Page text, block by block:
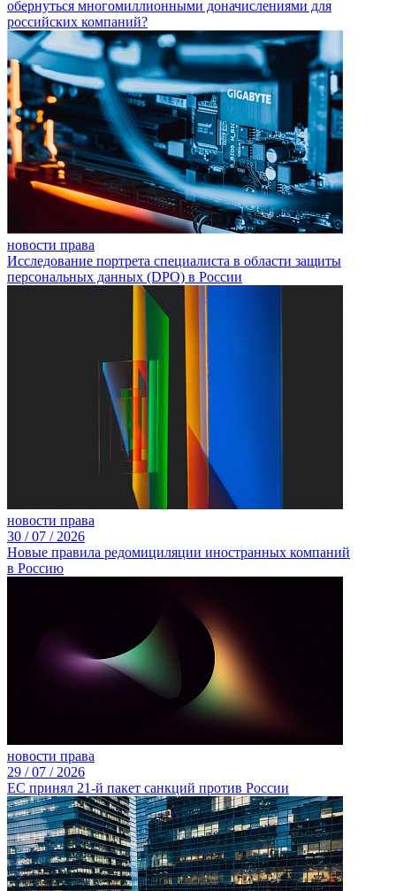
обернуться многомиллионными доначислениями для
российских компаний?
новости права
Исследование портрета специалиста в области защиты
персональных данных (DPO) в России
новости права
30 /07 / 2026
Новые правила редомициляции иностранных компаний
в Россию
новости права
29 /07 / 2026
ЕС принял 21-й пакет санкций против России